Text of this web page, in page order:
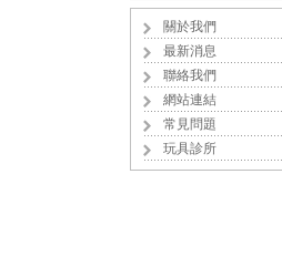
關於我們
最新消息
聯絡我們
網站連結
常見問題
玩具診所